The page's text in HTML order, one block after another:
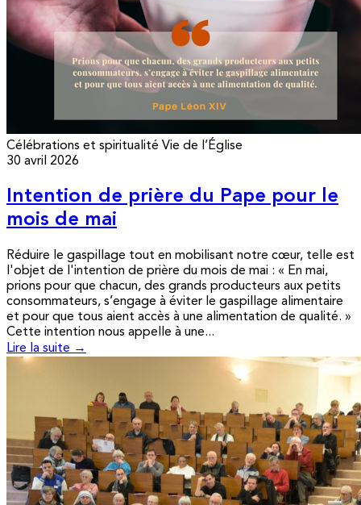
Célébrations et spiritualité Vie de l’Église
30 avril 2026
Intention de prière du Pape pour le
mois de mai
Réduire le gaspillage tout en mobilisant notre cœur, telle est
l'objet de l'intention de prière du mois de mai : « En mai,
prions pour que chacun, des grands producteurs aux petits
consommateurs, s’engage à éviter le gaspillage alimentaire
et pour que tous aient accès à une alimentation de qualité. »
Cette intention nous appelle à une...
Lire la suite →